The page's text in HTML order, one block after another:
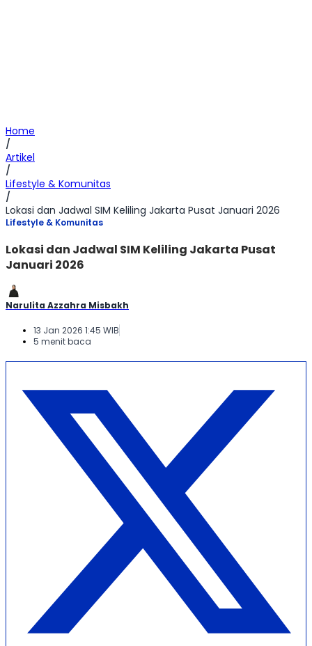
Home
/
Artikel
/
Lifestyle & Komunitas
/
Lokasi dan Jadwal SIM Keliling Jakarta Pusat Januari 2026
Lifestyle & Komunitas
Lokasi dan Jadwal SIM Keliling Jakarta Pusat
Januari 2026
Narulita Azzahra Misbakh
13 Jan 2026 1:45 WIB
5 menit baca